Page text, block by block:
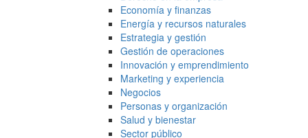
Economía y finanzas
Energía y recursos naturales
Estrategia y gestión
Gestión de operaciones
Innovación y emprendimiento
Marketing y experiencia
Negocios
Personas y organización
Salud y bienestar
Sector público